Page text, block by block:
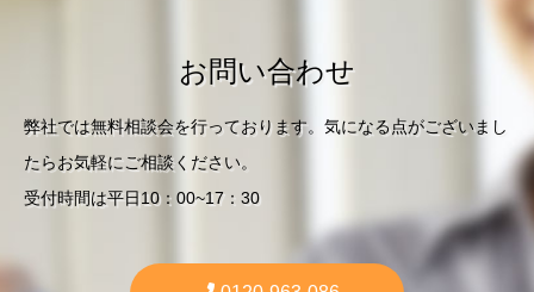
お問い合わせ
弊社では無料相談会を行っております。気になる点がございまし
たらお気軽にご相談ください。
受付時間は平日10：00~17：30